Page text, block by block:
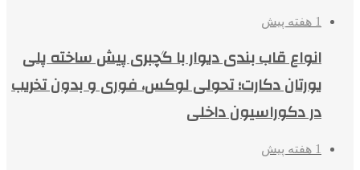
1 هفته پیش
انواع قاب بندی دیوار با گچبری پیش ساخته پلی
یورتان دکارت؛ تحولی لوکس، فوری و بدون تخریب
در دکوراسیون داخلی
1 هفته پیش